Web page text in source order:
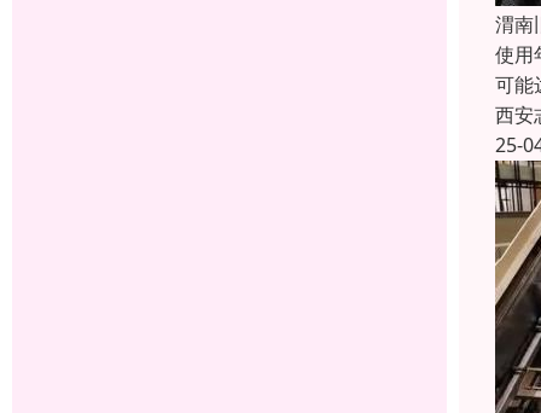
渭南
使用
可能
西安
25-